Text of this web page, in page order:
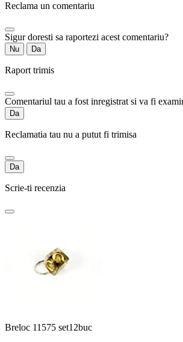
Reclama un comentariu
Sigur doresti sa raportezi acest comentariu?
Nu Da
Raport trimis
Comentariul tau a fost inregistrat si va fi
Da
Reclamatia tau nu a putut fi trimisa
Da
Scrie-ti recenzia
Breloc 11575 set12buc